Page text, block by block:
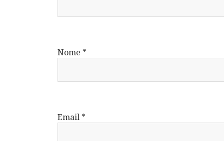
Nome *
Email *